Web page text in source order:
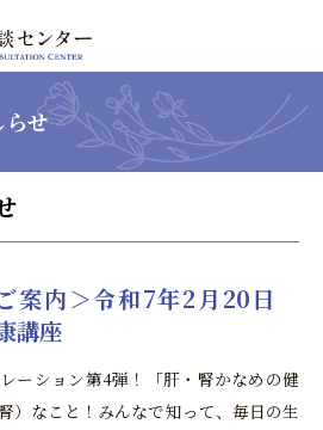
らせ
案内＞令和7年2月20日
講座
ーション第4弾！「肝・腎かなめの健
）なこと！みんなで知って、毎日の生